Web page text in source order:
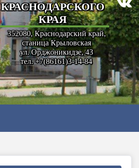
КРАСНОДАРСКОГО
КРАЯ
352080, Краснодарский край,
станица Крыловская
ул. Орджоникидзе, 43
тел. +7(86161)3-14-84